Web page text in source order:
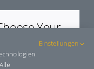
Your
WhatsAppTelegram
Einstellungen